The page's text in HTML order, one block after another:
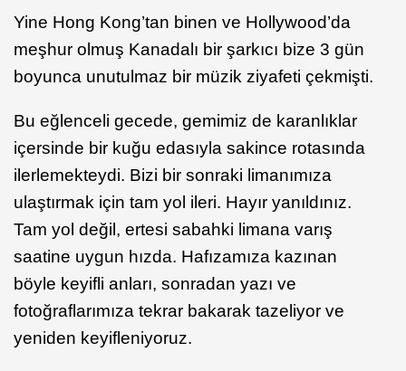
Yine Hong Kong’tan binen ve Hollywood’da
meşhur olmuş Kanadalı bir şarkıcı bize 3 gün
boyunca unutulmaz bir müzik ziyafeti çekmişti.
Bu eğlenceli gecede, gemimiz de karanlıklar
içersinde bir kuğu edasıyla sakince rotasında
ilerlemekteydi. Bizi bir sonraki limanımıza
ulaştırmak için tam yol ileri. Hayır yanıldınız.
Tam yol değil, ertesi sabahki limana varış
saatine uygun hızda. Hafızamıza kazınan
böyle keyifli anları, sonradan yazı ve
fotoğraflarımıza tekrar bakarak tazeliyor ve
yeniden keyifleniyoruz.